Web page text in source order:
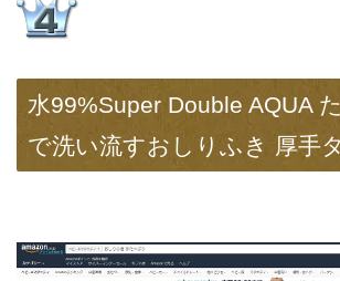
水99%Super Double AQUA
で洗い流すおしりふき 厚手